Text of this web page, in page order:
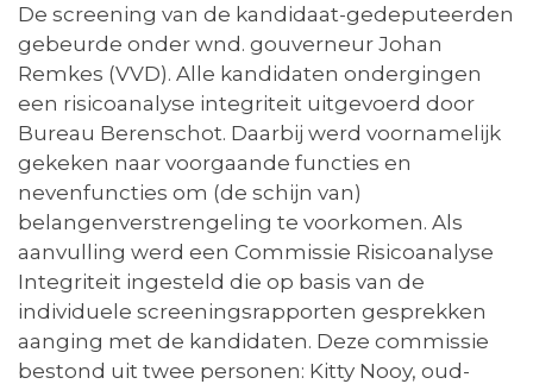
De screening van de kandidaat-gedeputeerden
gebeurde onder wnd. gouverneur Johan
Remkes (VVD). Alle kandidaten ondergingen
een risicoanalyse integriteit uitgevoerd door
Bureau Berenschot. Daarbij werd voornamelijk
gekeken naar voorgaande functies en
nevenfuncties om (de schijn van)
belangenverstrengeling te voorkomen. Als
aanvulling werd een Commissie Risicoanalyse
Integriteit ingesteld die op basis van de
individuele screeningsrapporten gesprekken
aanging met de kandidaten. Deze commissie
bestond uit twee personen: Kitty Nooy, oud-